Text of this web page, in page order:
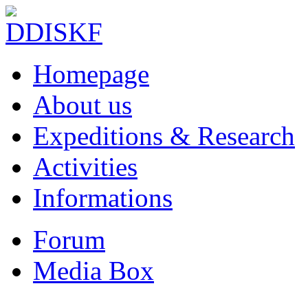
Homepage
About us
Expeditions & Research
Activities
Informations
Forum
Media Box